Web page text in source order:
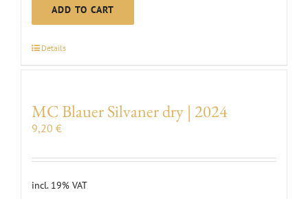
Ortswein,
dry
ADD TO CART
Details
MC Blauer Silvaner dry | 2024
9,20 €
incl. 19% VAT